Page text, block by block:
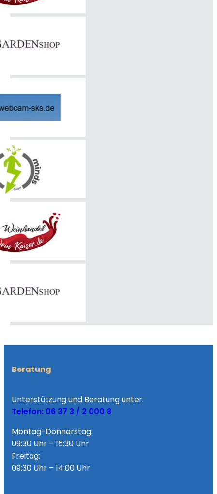
Beratung
Unterstützung und Beratung unter:
Telefon: 06 37 3 / 2 000 8
Montag-Donnerstag:
09:30 Uhr – 15:30 Uhr
Freitag:
09:30 Uhr – 14:00 Uhr